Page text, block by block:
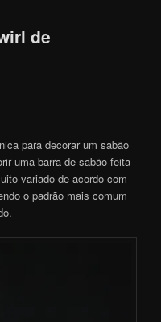
de
para decorar um sabão
uma barra de sabão feita
variado de acordo com
o padrão mais comum